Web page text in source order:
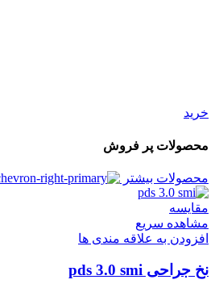
خرید
محصولات پر فروش
محصولات بیشتر
مقایسه
مشاهده سریع
افزودن به علاقه مندی ها
نخ جراحی pds 3.0 smi